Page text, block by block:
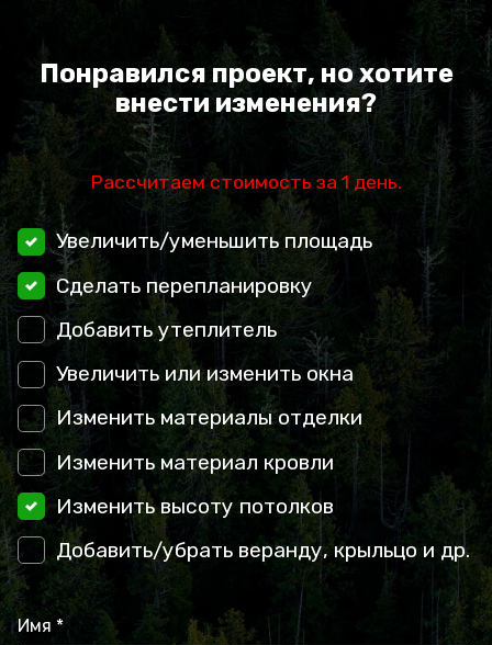
Понравился проект, но хотите
внести изменения?
Рассчитаем стоимость за 1 день.
Увеличить/уменьшить площадь
Сделать перепланировку
Добавить утеплитель
Увеличить или изменить окна
Изменить материалы отделки
Изменить материал кровли
Изменить высоту потолков
Добавить/убрать веранду, крыльцо и др.
Имя *